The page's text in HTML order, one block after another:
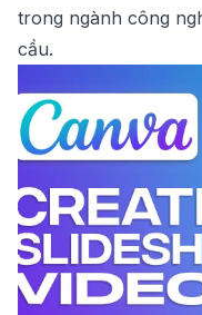
trong ngành công
cầu.